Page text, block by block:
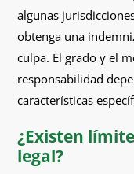
algunas
obtenga una
culpa. El grado y el
responsabilidad
características
¿Existen
legal?